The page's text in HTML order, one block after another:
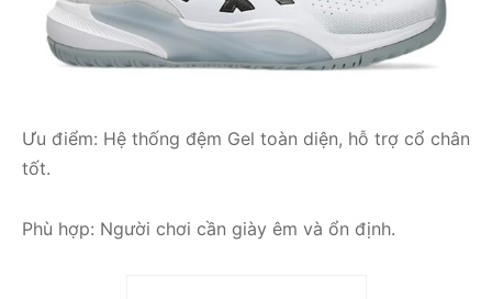
Ưu điểm: Hệ thống đệm Gel toàn diện, hỗ trợ cổ chân
tốt.
Phù hợp: Người chơi cần giày êm và ổn định.